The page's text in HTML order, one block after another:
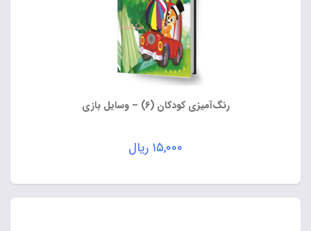
رنگ‌آمیزی کودکان (6) – وسایل بازی
۱۵,۰۰۰ ریال